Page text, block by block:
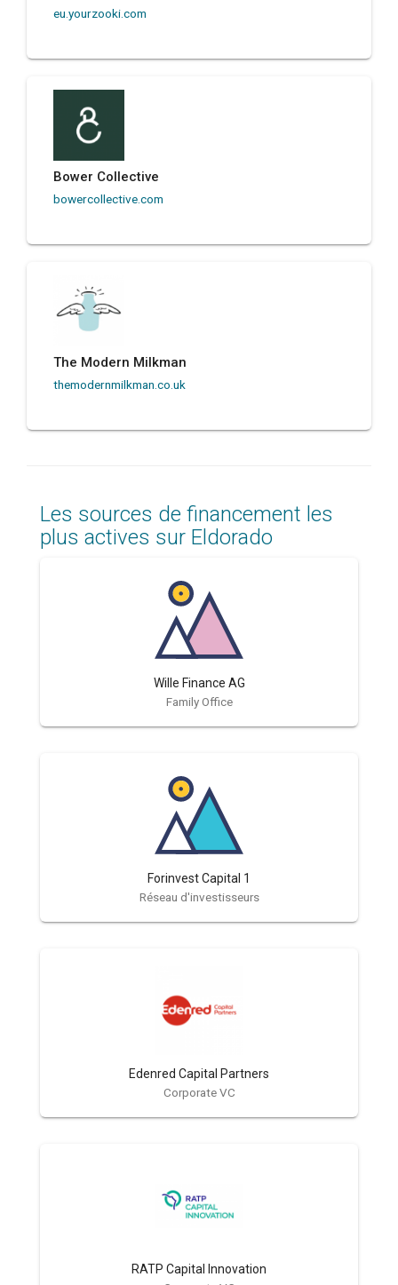
eu.yourzooki.com
Bower Collective
bowercollective.com
The Modern Milkman
themodernmilkman.co.uk
Les sources de financement les
plus actives sur Eldorado
Wille Finance AG
Family Office
Forinvest Capital 1
Réseau d'investisseurs
Edenred Capital Partners
Corporate VC
RATP Capital Innovation